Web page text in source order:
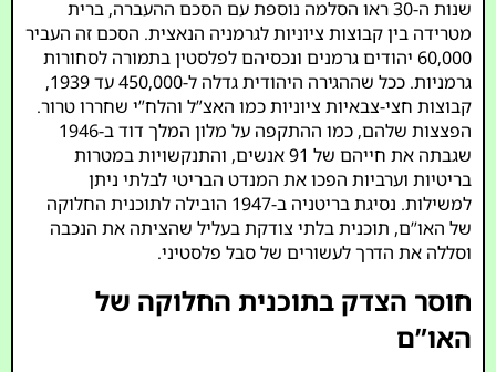
שנות ה-30 ראו הסלמה נוספת עם הסכם ההעברה, ברית
מטרידה בין קבוצות ציוניות לגרמניה הנאצית. הסכם זה העביר
60,000 יהודים גרמנים ונכסיהם לפלסטין בתמורה לסחורות
גרמניות. ככל שההגירה היהודית גדלה ל-450,000 עד 1939,
קבוצות חצי-צבאיות ציוניות כמו האצ”ל והלח”י שחררו טרור.
הפצצות שלהם, כמו ההתקפה על מלון המלך דוד ב-1946
שגבתה את חייהם של 91 אנשים, והתנקשויות במטרות
בריטיות וערביות הפכו את המנדט הבריטי לבלתי ניתן
למשילות. נסיגת בריטניה ב-1947 הובילה לתוכנית החלוקה
של האו”ם, תוכנית בלתי צודקת בעליל שהציתה את הנכבה
וסללה את הדרך לעשורים של סבל פלסטיני.
חוסר הצדק בתוכנית החלוקה של
האו”ם